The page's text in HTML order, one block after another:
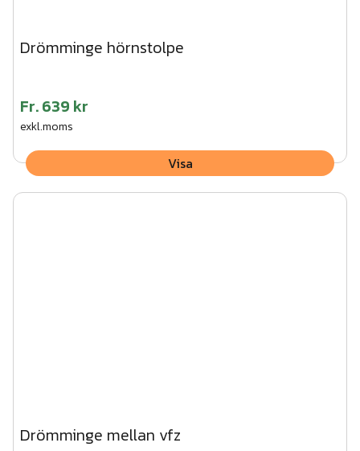
Drömminge hörnstolpe
Fr.639 kr
exkl.moms
Visa
Drömminge mellan vfz